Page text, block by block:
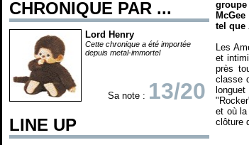
CHRONIQUE PAR ...
Lord Henry
Cette chronique a été importée
depuis metal-immortel
Sa note : 13/20
LINE UP
tel que
Les
et
près
classe
et où la